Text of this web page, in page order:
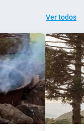
Ver todos